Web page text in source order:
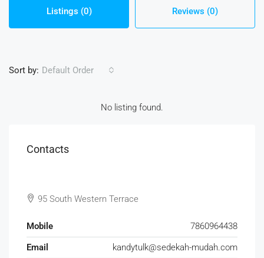
Listings (0) Reviews (0)
Sort by: Default Order
No listing found.
Contacts
95 South Western Terrace
Mobile
7860964438
Email
kandytulk@sedekah-mudah.com